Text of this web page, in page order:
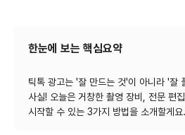
한눈에 보는 핵심요약
틱톡 광고는 '잘 만드는 것'이 아니라 '잘
사실! 오늘은 거창한 촬영 장비, 전문 편